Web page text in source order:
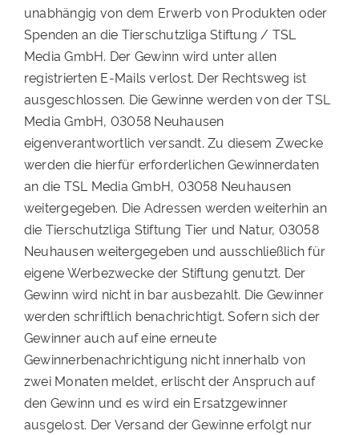
unabhängig von dem Erwerb von Produkten oder
Spenden an die Tierschutzliga Stiftung / TSL
Media GmbH. Der Gewinn wird unter allen
registrierten E-Mails verlost. Der Rechtsweg ist
ausgeschlossen. Die Gewinne werden von der TSL
Media GmbH, 03058 Neuhausen
eigenverantwortlich versandt. Zu diesem Zwecke
werden die hierfür erforderlichen Gewinnerdaten
an die TSL Media GmbH, 03058 Neuhausen
weitergegeben. Die Adressen werden weiterhin an
die Tierschutzliga Stiftung Tier und Natur, 03058
Neuhausen weitergegeben und ausschließlich für
eigene Werbezwecke der Stiftung genutzt. Der
Gewinn wird nicht in bar ausbezahlt. Die Gewinner
werden schriftlich benachrichtigt. Sofern sich der
Gewinner auch auf eine erneute
Gewinnerbenachrichtigung nicht innerhalb von
zwei Monaten meldet, erlischt der Anspruch auf
den Gewinn und es wird ein Ersatzgewinner
ausgelost. Der Versand der Gewinne erfolgt nur